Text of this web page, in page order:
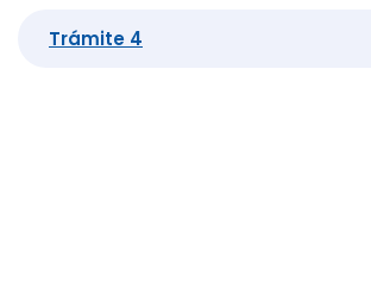
Trámite 4